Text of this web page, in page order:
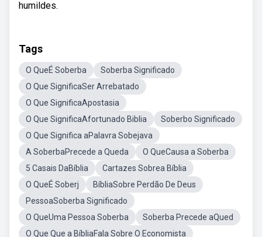
humildes.
Tags
O QueÉ Soberba
Soberba Significado
O Que SignificaSer Arrebatado
O Que SignificaApostasia
O Que SignificaAfortunado Biblia
Soberbo Significado
O Que Significa aPalavra Sobejava
A SoberbaPrecede a Queda
O QueCausa a Soberba
5 Casais DaBíblia
Cartazes Sobrea Bíblia
O QueÉ Soberj
BíbliaSobre Perdão De Deus
PessoaSoberba Significado
O QueUma Pessoa Soberba
Soberba Precede aQued
O Que Que a BíbliaFala Sobre O Economista